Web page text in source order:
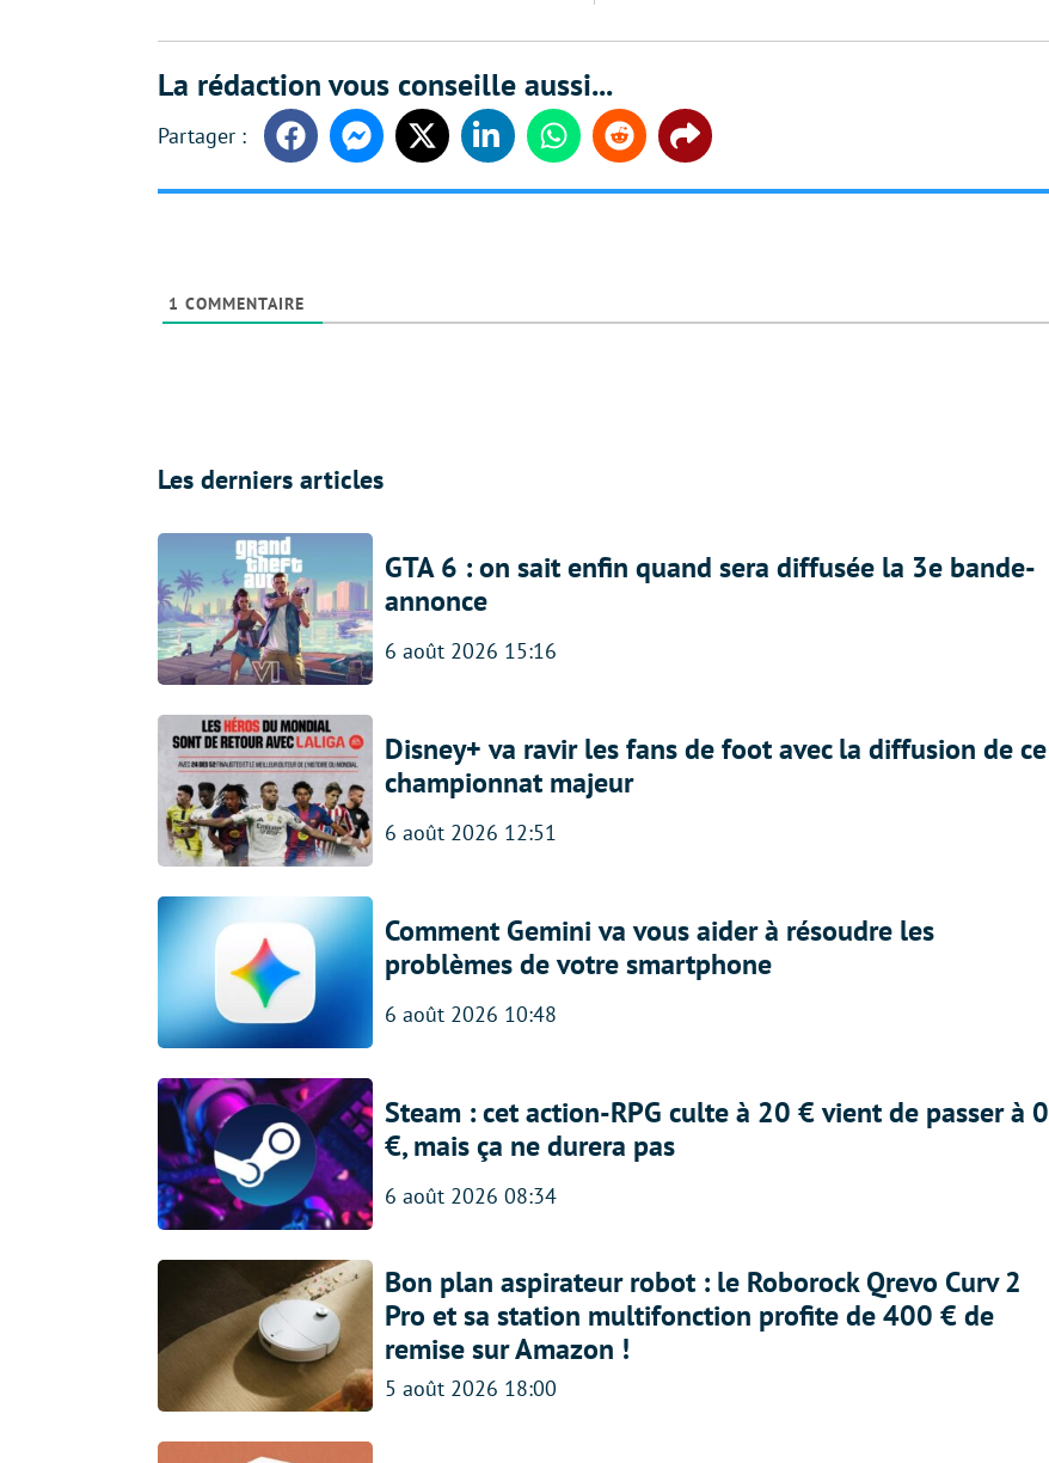
La rédaction vous conseille aussi...
FacebookMessengerTwitter LinkedinWhatsappReddit Share
1 COMMENTAIRE
Les derniers articles
GTA 6 : on sait enfin quand sera diffusée la 3e bande-
annonce
6 août 2026 15:16
Disney+ va ravir les fans de foot avec la diffusion de ce
championnat majeur
6 août 2026 12:51
Comment Gemini va vous aider à résoudre les
problèmes de votre smartphone
6 août 2026 10:48
Steam : cet action-RPG culte à 20 € vient de passer à 0
€, mais ça ne durera pas
6 août 2026 08:34
Bon plan aspirateur robot : le Roborock Qrevo Curv 2
Pro et sa station multifonction profite de 400 € de
remise sur Amazon !
5 août 2026 18:00